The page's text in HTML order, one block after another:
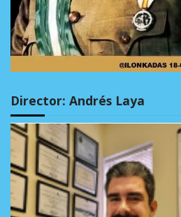
Director: Andrés Laya